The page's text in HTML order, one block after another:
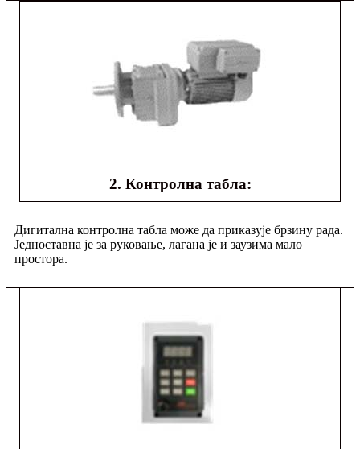
2. Контролна табла:
Дигитална контролна табла може да приказује брзину рада.
Једноставна је за руковање, лагана је и заузима мало
простора.